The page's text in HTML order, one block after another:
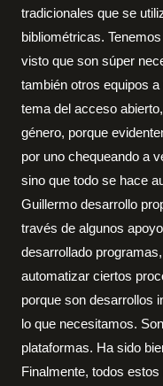
tradicionales que se
bibliométricas.
visto que son súper
también otros equipos
tema del acceso
género, porque
por uno chequeando a
sino que todo se hace
Guillermo desarrollo
través de algunos
desarrollado
automatizar ciertos
porque son desarrollos
lo que necesitamos.
plataformas. Ha sido
Finalmente, todos